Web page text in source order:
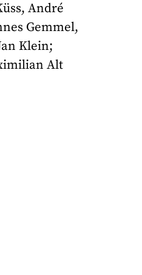
André
Gemmel,
Klein;
Alt